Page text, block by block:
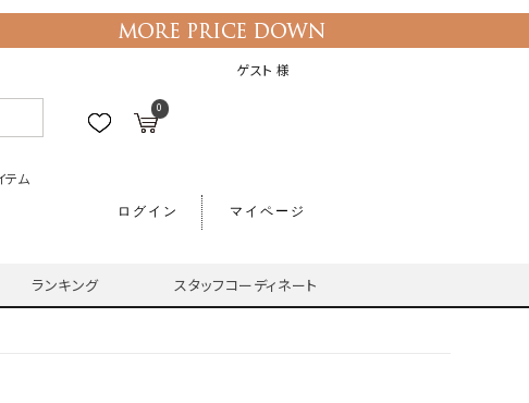
ゲスト 様
0
テム
ログイン マイページ
ランキング スタッフコーディネート